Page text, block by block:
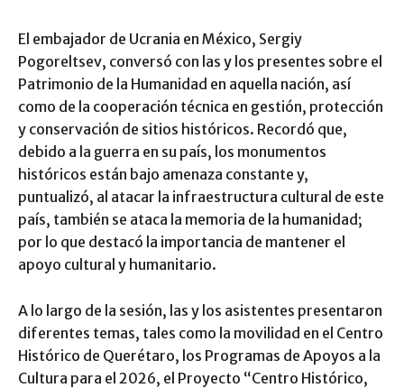
El embajador de Ucrania en México, Sergiy
Pogoreltsev, conversó con las y los presentes sobre el
Patrimonio de la Humanidad en aquella nación, así
como de la cooperación técnica en gestión, protección
y conservación de sitios históricos. Recordó que,
debido a la guerra en su país, los monumentos
históricos están bajo amenaza constante y,
puntualizó, al atacar la infraestructura cultural de este
país, también se ataca la memoria de la humanidad;
por lo que destacó la importancia de mantener el
apoyo cultural y humanitario.
A lo largo de la sesión, las y los asistentes presentaron
diferentes temas, tales como la movilidad en el Centro
Histórico de Querétaro, los Programas de Apoyos a la
Cultura para el 2026, el Proyecto “Centro Histórico,